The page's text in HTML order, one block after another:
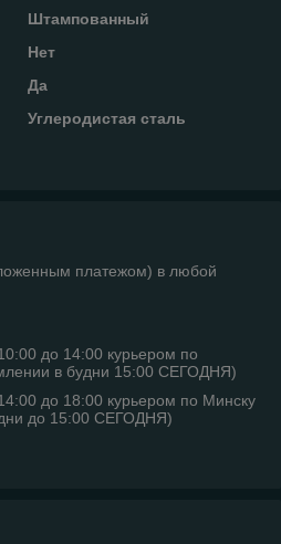
Штампованный
Нет
Да
Углеродистая сталь
платежом) в любой
до 14:00 курьером по
в будни 15:00 СЕГОДНЯ)
до 18:00 курьером по Минску
до 15:00 СЕГОДНЯ)